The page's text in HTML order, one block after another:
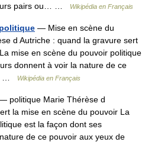
pairs ou… …
Wikipédia en Français
— Mise en scène du
d Autriche : quand la gravure sert
mise en scène du pouvoir politique
donnent à voir la nature de ce
…
Wikipédia en Français
politique Marie Thérèse d
la mise en scène du pouvoir La
est la façon dont ses
de ce pouvoir aux yeux de